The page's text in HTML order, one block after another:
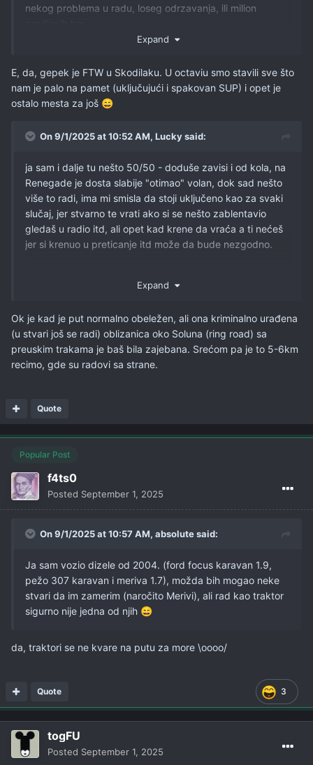
nekog problema u radu, loseg odrzavanja, ili milion
Dimenzije skode, u gepeku i unutra se ne mogu naci pa
jako,
u fazonu - kodiak opet, a nisam bas nacisto, ove cene su
Expand
E, da, gepek je FTW u Skodilaku. U octaviu smo stavili sve što
nam je palo na pamet (uključujući i spakovan SUP) i opet je
ostalo mesta za još 😄
On 9/1/2025 at 10:52 AM, Luckysaid:
ja sam i dalje tu nešto 50/50 - doduše zavisi i od kola, na
Renegade je dosta slabije "otimao" volan, dok sad nešto
više to radi, ima mi smisla da stoji uključeno kao za svaki
slučaj, jer stvarno te vrati ako si se nešto zablentavio
gledaš u radio itd, ali opet kad krene da vraća a ti nećeš
jer si krenuo u preticanje itd može da bude nezgodno.
Expand
Ok je kad je put normalno obeležen, ali ona kriminalno urađena
(u stvari još se radi) oblizanica oko Soluna (ring road) sa
preuskim trakama je baš bila zajebana. Srećom pa je to 5-6km
recimo, gde su radovi sa strane.
Quote
Popular Post
f4ts0
Posted September 1, 2025
On 9/1/2025 at 10:57 AM, absolutesaid:
Ja sam vozio dizele od 2004. (ford focus karavan 1.9,
pežo 307 karavan i meriva 1.7), možda bih mogao neke
stvari da im zamerim (naročito Merivi), ali rad kao traktor
sigurno nije jedna od njih 😄
da, traktori se ne kvare na putu za more \oooo/
3
Quote
togFU
Posted September 1, 2025